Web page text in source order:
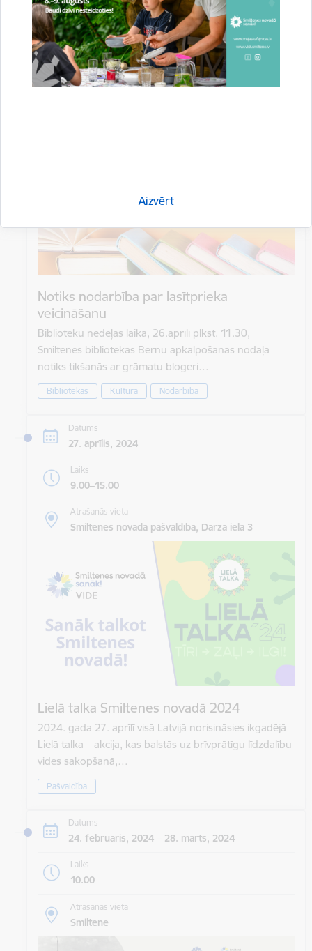
Aizvērt
Datums
26. aprīlis, 2024
Laiks
11.30
Notiks nodarbība par lasītprieka
veicināšanu
Bibliotēku nedēļas laikā, 26.aprīlī plkst. 11.30,
Smiltenes bibliotēkas Bērnu apkalpošanas nodaļā
notiks tikšanās ar grāmatu blogeri…
Bibliotēkas Kultūra Nodarbība
Datums
27. aprīlis, 2024
Laiks
9.00–15.00
Atrašanās vieta
Smiltenes novada pašvaldība, Dārza iela 3
Lielā talka Smiltenes novadā 2024
2024. gada 27. aprīlī visā Latvijā norisināsies ikgadējā
Lielā talka – akcija, kas balstās uz brīvprātīgu līdzdalību
vides sakopšanā,…
Pašvaldība
Datums
24. februāris, 2024 – 28. marts, 2024
Laiks
10.00
Atrašanās vieta
Smiltene